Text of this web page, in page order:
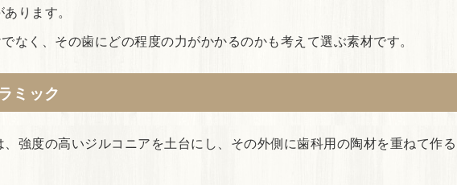
ります。
なく、その歯にどの程度の力がかかるのかも考えて選ぶ素材です。
ミック
強度の高いジルコニアを土台にし、その外側に歯科用の陶材を重ねて作る